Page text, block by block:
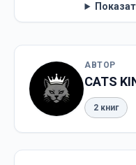
АВТОР
CATS
2 книг